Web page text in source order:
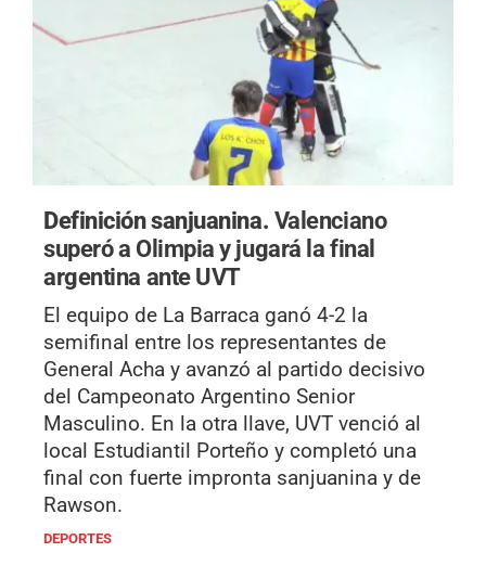
Definición sanjuanina. Valenciano
superó a Olimpia y jugará la final
argentina ante UVT
El equipo de La Barraca ganó 4-2 la
semifinal entre los representantes de
General Acha y avanzó al partido decisivo
del Campeonato Argentino Senior
Masculino. En la otra llave, UVT venció al
local Estudiantil Porteño y completó una
final con fuerte impronta sanjuanina y de
Rawson.
DEPORTES